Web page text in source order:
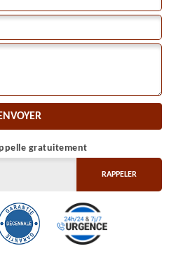
gratuitement